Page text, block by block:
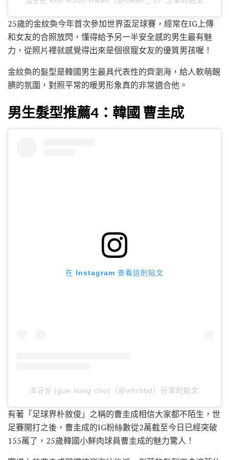
25歲的金紋奐今年首次參加世界盃足球賽，經常在IG上傳
和女友的合照放閃，懂得給予另一半安全感的男生最有魅
力，從照片裡就感覺得出來是個很寵女友的優質男孩喔！
金紋奐的髮型是韓國男生最具代表性的齊瀏海，給人軟萌靦
腆的氛圍，對照平常的暖男形象真的非常適合他。
男生髮型推薦4：韓國 曹圭成
在 Instagram 查看這則貼文
조규성 (gue sung cho)（@whrbtjd）分享的貼文
有著「足球界朴敘俊」之稱的曹圭成相信大家都不陌生，世
足賽開打之後，曹圭成的IG粉絲數從2萬截至今日已經突破
155萬了，25歲韓國小鮮肉球員曹圭成的魅力驚人！